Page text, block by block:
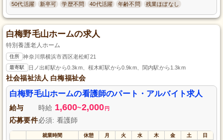
50代活躍 新卒可 学歴不問 40代活躍 年齢不問 残業ほぼなし
白梅野毛山ホームの求人
特別養護老人ホーム
住所 神奈川県横浜市西区老松町21
最寄駅 日ノ出町駅から0.3km、桜木町駅から0.9km、関内駅から1.3km
社会福祉法人 白梅福祉会
白梅野毛山ホームの看護師のパート・アルバイト求人
給与 時給 1,600~2,000 円
応募要件必須: 看護師
就業時間 休憩 月 火 水 木 金 土 日